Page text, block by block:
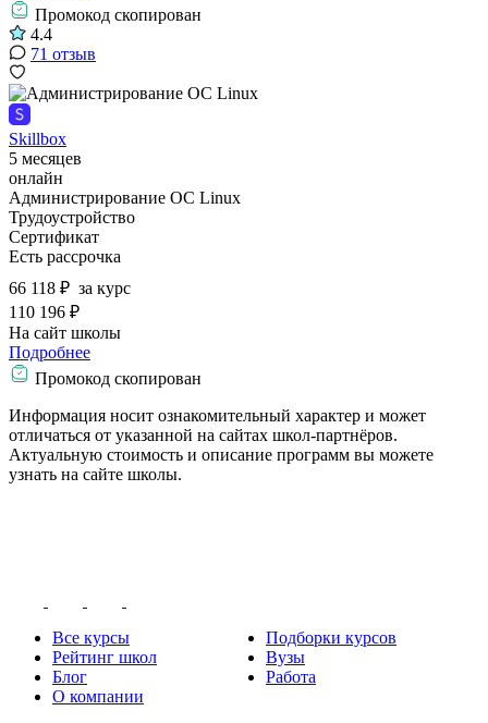
Промокод скопирован
4.4
71 отзыв
Skillbox
5 месяцев
онлайн
Администрирование ОС Linux
Трудоустройство
Сертификат
Есть рассрочка
66 118 ₽ за курс
110 196 ₽
На сайт школы
Подробнее
Промокод скопирован
Информация носит ознакомительный характер и может
отличаться от указанной на сайтах школ-партнёров.
Актуальную стоимость и описание программ вы можете
узнать на сайте школы.
Все курсы
Подборки курсов
Рейтинг школ
Вузы
Блог
Работа
О компании